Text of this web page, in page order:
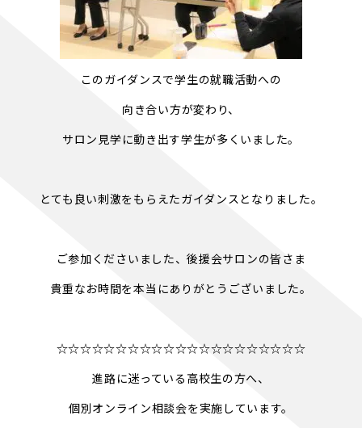
このガイダンスで学生の就職活動への
向き合い方が変わり、
サロン見学に動き出す学生が多くいました。
とても良い刺激をもらえたガイダンスとなりました。
ご参加くださいました、後援会サロンの皆さま
貴重なお時間を本当にありがとうございました。
☆☆☆☆☆☆☆☆☆☆☆☆☆☆☆☆☆☆☆☆☆
進路に迷っている高校生の方へ、
個別オンライン相談会を実施しています。